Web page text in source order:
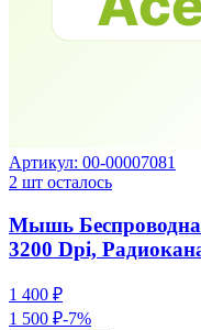
Артикул: 00-00007081
2 шт осталось
Мышь
3200 Dpi,
1 400 ₽
1 500 ₽-7%